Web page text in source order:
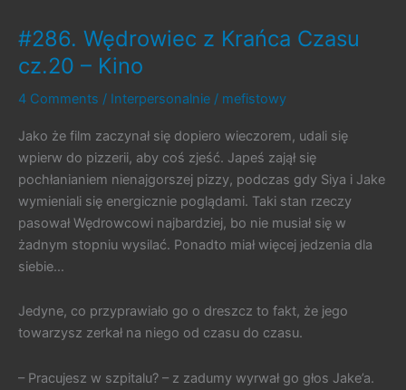
#286. Wędrowiec z Krańca Czasu
cz.20 – Kino
4 Comments / Interpersonalnie / mefistowy
Jako że film zaczynał się dopiero wieczorem, udali się
wpierw do pizzerii, aby coś zjeść. Japeś zajął się
pochłanianiem nienajgorszej pizzy, podczas gdy Siya i Jake
wymieniali się energicznie poglądami. Taki stan rzeczy
pasował Wędrowcowi najbardziej, bo nie musiał się w
żadnym stopniu wysilać. Ponadto miał więcej jedzenia dla
siebie…
Jedyne, co przyprawiało go o dreszcz to fakt, że jego
towarzysz zerkał na niego od czasu do czasu.
– Pracujesz w szpitalu? – z zadumy wyrwał go głos Jake’a.